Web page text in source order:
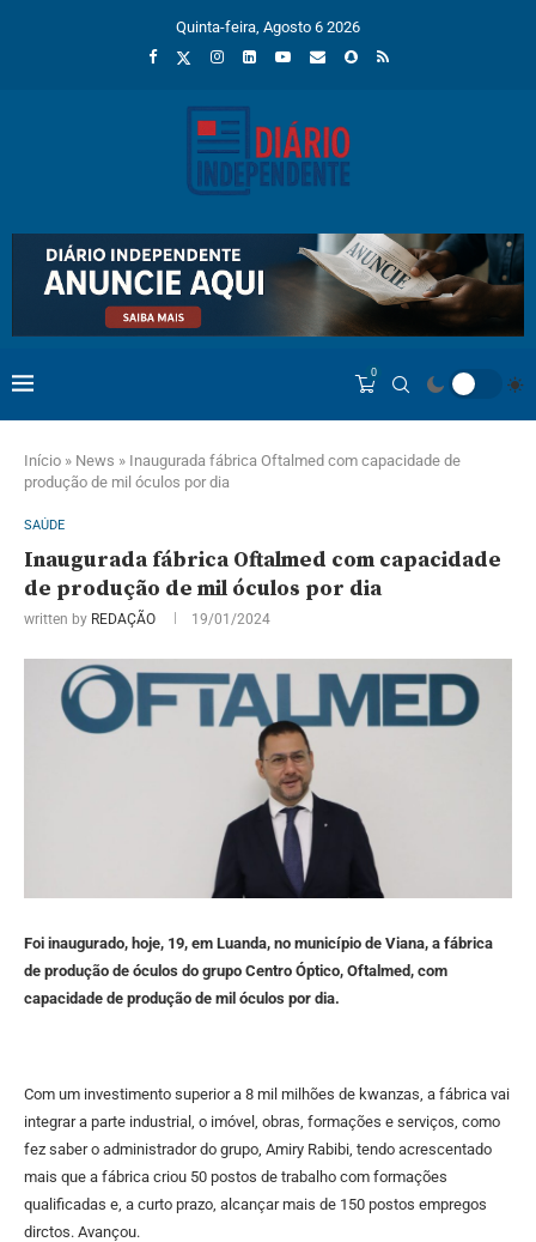
Quinta-feira, Agosto 6 2026
0
Início » News » Inaugurada fábrica Oftalmed com capacidade de
produção de mil óculos por dia
SAÚDE
Inaugurada fábrica Oftalmed com capacidade
de produção de mil óculos por dia
written by REDAÇÃO 19/01/2024
Foi inaugurado, hoje, 19, em Luanda, no município de Viana, a fábrica
de produção de óculos do grupo Centro Óptico, Oftalmed, com
capacidade de produção de mil óculos por dia.
Com um investimento superior a 8 mil milhões de kwanzas, a fábrica vai
integrar a parte industrial, o imóvel, obras, formações e serviços, como
fez saber o administrador do grupo, Amiry Rabibi, tendo acrescentado
mais que a fábrica criou 50 postos de trabalho com formações
qualificadas e, a curto prazo, alcançar mais de 150 postos empregos
dirctos. Avançou.